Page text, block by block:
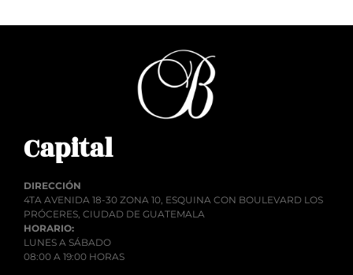
Capital
DIRECCIÓN
4TA AVENIDA 18-30 ZONA 10, ESQUINA CON BOULEVARD LOS
PRÓCERES, CIUDAD DE GUATEMALA
HORARIO:
LUNES A SÁBADO
08:00 A 19:00 HORAS